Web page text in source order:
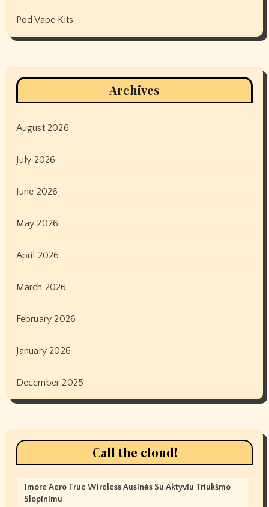
Pod Vape Kits
Archives
August 2026
July 2026
June 2026
May 2026
April 2026
March 2026
February 2026
January 2026
December 2025
Call the cloud!
1more Aero True Wireless Ausinės Su Aktyviu Triukšmo
Slopinimu